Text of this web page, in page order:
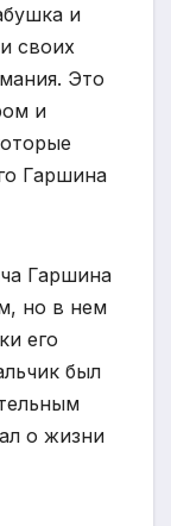
и
своих
Это
и
Гаршина
Гаршина
но в нем
его
был
о жизни